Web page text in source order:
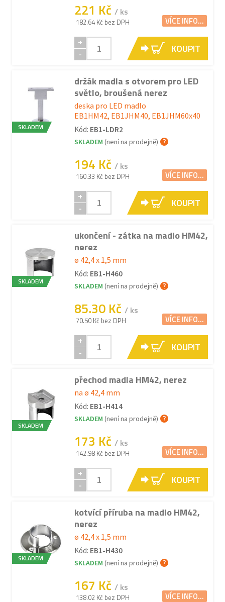
221 Kč / ks
182.64 Kč bez DPH VÍCE INFO...
+
-
KOUPIT
SKLADEM
držák madla s otvorem pro LED
světlo, broušená nerez
deska pro LED madlo
EB1HM42, EB1JHM40, EB1JHM60x40
Kód: EB1-LDR2
SKLADEM (není na prodejně)
194 Kč / ks
160.33 Kč bez DPH VÍCE INFO...
+
-
KOUPIT
SKLADEM
ukončení - zátka na madlo HM42,
nerez
ø 42,4 x 1,5 mm
Kód: EB1-H460
SKLADEM (není na prodejně)
85.30 Kč / ks
70.50 Kč bez DPH VÍCE INFO...
+
-
KOUPIT
SKLADEM
přechod madla HM42, nerez
na ø 42,4 mm
Kód: EB1-H414
SKLADEM (není na prodejně)
173 Kč / ks
142.98 Kč bez DPH VÍCE INFO...
+
-
KOUPIT
SKLADEM
kotvící příruba na madlo HM42,
nerez
ø 42,4 x 1,5 mm
Kód: EB1-H430
SKLADEM (není na prodejně)
167 Kč / ks
138.02 Kč bez DPH VÍCE INFO...